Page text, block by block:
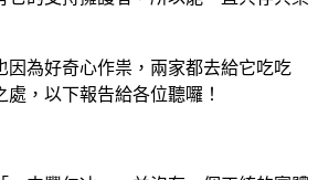
因為好奇心作祟，兩家都去給它吃吃
，以下報告給各位聽囉！